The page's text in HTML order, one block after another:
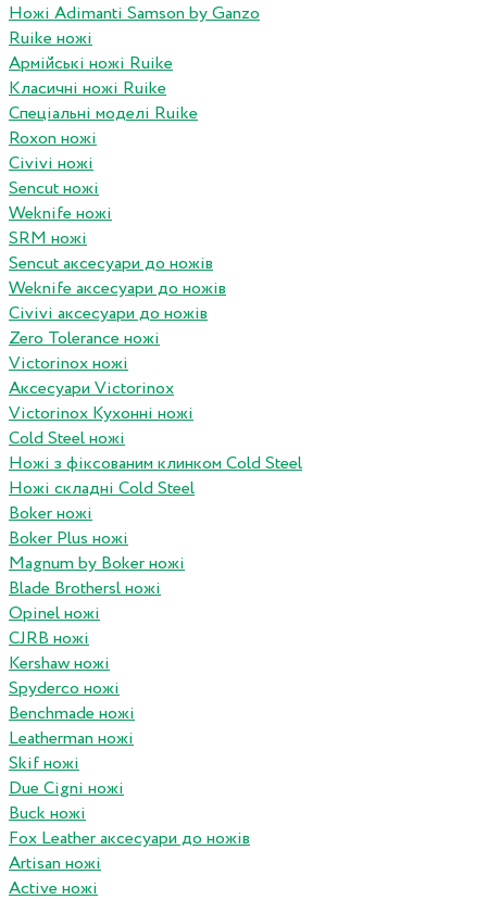
Ножі Adimanti Samson by Ganzo
Ruike ножі
Армійські ножі Ruike
Класичні ножі Ruike
Спеціальні моделі Ruike
Roxon ножi
Civivi ножі
Sencut ножі
Weknife ножі
SRM ножі
Sencut аксесуари до ножів
Weknife аксесуари до ножів
Civivi аксесуари до ножів
Zero Tolerance ножі
Victorinox ножі
Аксесуари Victorinox
Victorinox Кухонні ножі
Cold Steel ножі
Ножі з фіксованим клинком Cold Steel
Ножі складні Cold Steel
Boker ножі
Boker Plus ножі
Magnum by Boker ножі
Blade Brothersl ножі
Opinel ножі
CJRB ножі
Kershaw ножі
Spyderco ножі
Benchmade ножі
Leatherman ножі
Skif ножі
Due Cigni ножі
Buck ножі
Fox Leather аксесуари до ножів
Artisan ножі
Active ножі